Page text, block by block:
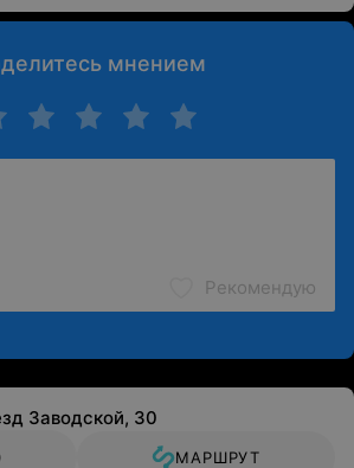
мнением
Рекомендую
Заводской, 30
МАРШРУТ